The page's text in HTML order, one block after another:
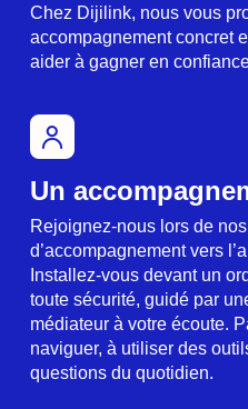
Chez Dijilink, nous vous
accompagnement concret
aider à gagner en
Un
Rejoignez-nous lors de
d’accompagnement vers
Installez-vous devant un
toute sécurité, guidé par
médiateur à votre écoute.
naviguer, à utiliser des
questions du quotidien.